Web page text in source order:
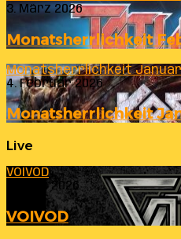
3. März 2026
Monatsherrlichkeit
Monatsherrlichkeit Januar
4. Februar 2026
Monatsherrlichkeit
Live
VOIVOD
23. Juli 2026
VOIVOD